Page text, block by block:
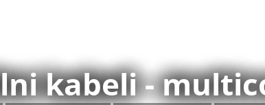
kabeli -